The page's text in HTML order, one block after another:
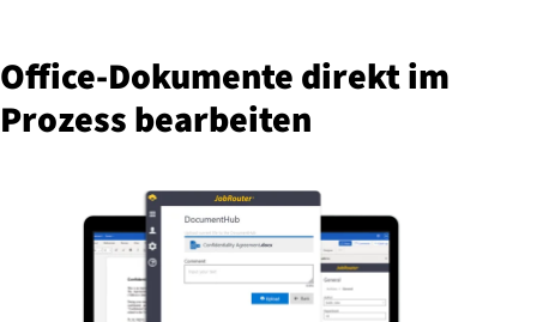
Of­fice-Do­ku­men­te direkt im
Prozess bearbeiten